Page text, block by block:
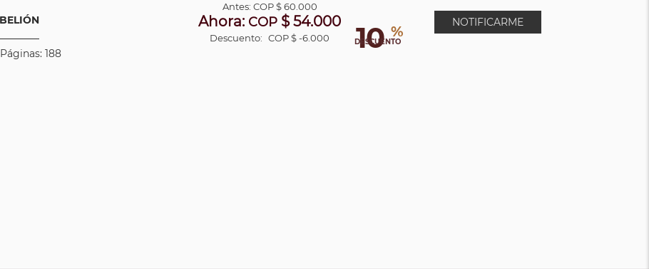
188 10 %
DESCUENTO
Antes: COP$ 60.000
Ahora: COP $ 54.000
Descuento: COP $ -6.000
NOTIFICARME